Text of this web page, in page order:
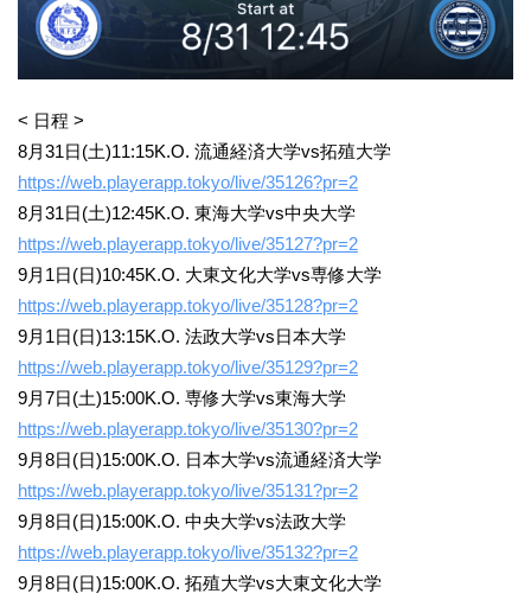
< 日程 >
8月31日(土)11:15K.O. 流通経済大学vs拓殖大学
https://web.playerapp.tokyo/live/35126?pr=2
8月31日(土)12:45K.O. 東海大学vs中央大学
https://web.playerapp.tokyo/live/35127?pr=2
9月1日(日)10:45K.O. 大東文化大学vs専修大学
https://web.playerapp.tokyo/live/35128?pr=2
9月1日(日)13:15K.O. 法政大学vs日本大学
https://web.playerapp.tokyo/live/35129?pr=2
9月7日(土)15:00K.O. 専修大学vs東海大学
https://web.playerapp.tokyo/live/35130?pr=2
9月8日(日)15:00K.O. 日本大学vs流通経済大学
https://web.playerapp.tokyo/live/35131?pr=2
9月8日(日)15:00K.O. 中央大学vs法政大学
https://web.playerapp.tokyo/live/35132?pr=2
9月8日(日)15:00K.O. 拓殖大学vs大東文化大学